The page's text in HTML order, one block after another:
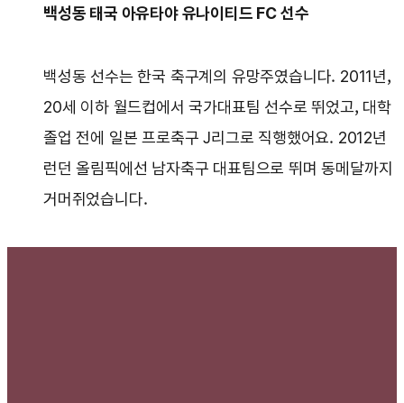
백성동 태국 아유타야 유나이티드 FC 선수
백성동 선수는 한국 축구계의 유망주였습니다. 2011년,
20세 이하 월드컵에서 국가대표팀 선수로 뛰었고, 대학
졸업 전에 일본 프로축구 J리그로 직행했어요. 2012년
런던 올림픽에선 남자축구 대표팀으로 뛰며 동메달까지
거머쥐었습니다.